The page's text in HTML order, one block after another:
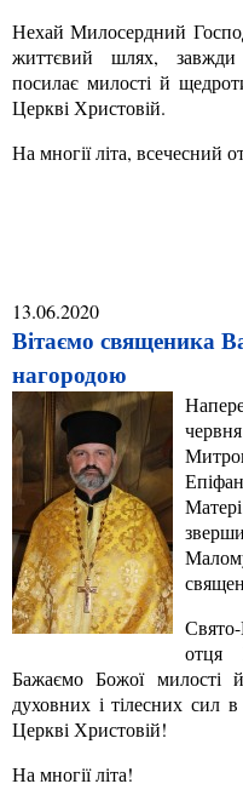
Нехай Милосердний
життєвий шлях, завжди
посилає милості й
Церкві Христовій.
На многії літа, всечесний
13.06.2020
Вітаємо священика
нагородою
отця
Бажаємо Божої милості
духовних і тілесних сил
Церкві Христовій!
На многії літа!